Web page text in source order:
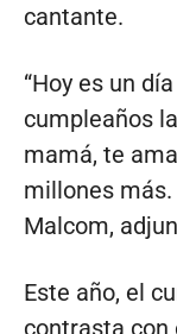
cantante.
“Hoy es un
cumpleaños
mamá, te
millones más.
Malcom,
Este año, el
contrasta con